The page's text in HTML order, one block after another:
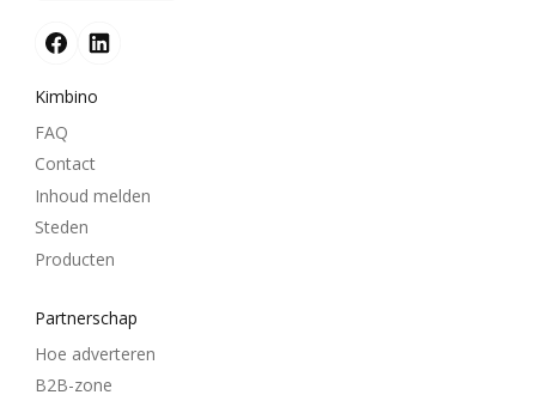
Kimbino
FAQ
Contact
Inhoud melden
Steden
Producten
Partnerschap
Hoe adverteren
B2B-zone